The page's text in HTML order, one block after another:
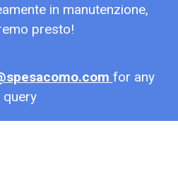
in manutenzione,
presto!
for any
query